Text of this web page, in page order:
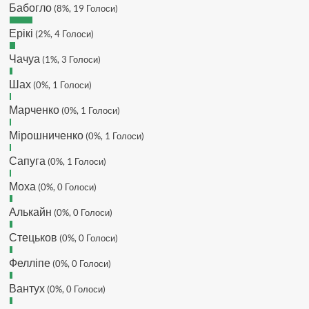
Makiavelli :
MaRiO :Трансфери такі шо слів
провалу 🙁
Hatsyk:Makiavelli, вітаємо на
буде ще активніший з часом)
Hatsyk:Та Кузик ще ок, а
перспективи, хз хз
трансляцію товарняка з Минаєм
https://www.youtube.com/live/Qb1ebGeOfZ8?
si=GU46Q4zlJQd2L-W8
Hatsyk:А ще на сайті триває
посилання?
Бабогло (8%, 19 Голоси)
Ерікі (2%, 4 Голоси)
Чачуа (1%, 3 Голоси)
Шах (0%, 1 Голоси)
Марченко (0%, 1 Голоси)
Мірошниченко (0%, 1 Голоси)
Сапуга (0%, 1 Голоси)
Моха (0%, 0 Голоси)
Алькайн (0%, 0 Голоси)
Стецьков (0%, 0 Голоси)
Фелліпе (0%, 0 Голоси)
Вантух (0%, 0 Голоси)